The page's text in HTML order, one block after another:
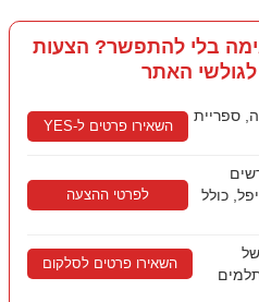
בלי להתפשר? הצעות
האתר
ספריית
השאירו פרטים ל-YES
3 החודשים
כולל
לפרטי ההצעה
השאירו פרטים לסלקום